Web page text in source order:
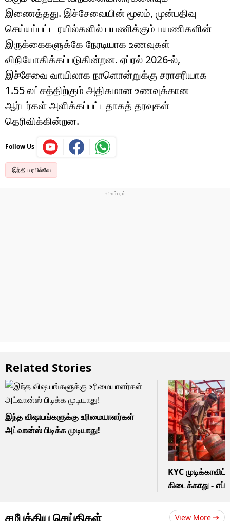
இணைத்தது. இச்சேவையின் மூலம், முன்பதிவு
செய்யப்பட்ட ரயில்களில் பயணிக்கும் பயணிகளின்
இருக்கைகளுக்கே நேரடியாக உணவுகள்
விநியோகிக்கப்படுகின்றன. ஏப்ரல் 2026-ல்,
இச்சேவை வாயிலாக நாளொன்றுக்கு சராசரியாக
1.55 லட்சத்திற்கும் அதிகமான உணவுக்கான
ஆர்டர்கள் அளிக்கப்பட்டதாகத் தரவுகள்
தெரிவிக்கின்றன.
Follow Us
இந்திய ரயில்வே
Related Stories
இந்த விஷயங்களுக்கு உரிமையாளர்கள்
அட்வான்ஸ் பிடிக்க முடியாது!
KYC
கிடைக்காது -
சமீபத்திய செய்திகள் View More